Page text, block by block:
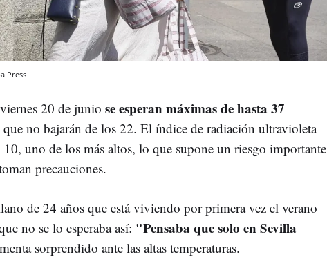
Press
20 de junio se esperan máximas de hasta 37
no bajarán de los 22. El índice de radiación ultravioleta
uno de los más altos, lo que supone un riesgo importante
precauciones.
de 24 años que está viviendo por primera vez el verano
no se lo esperaba así: "Pensaba que solo en Sevilla
sorprendido ante las altas temperaturas.